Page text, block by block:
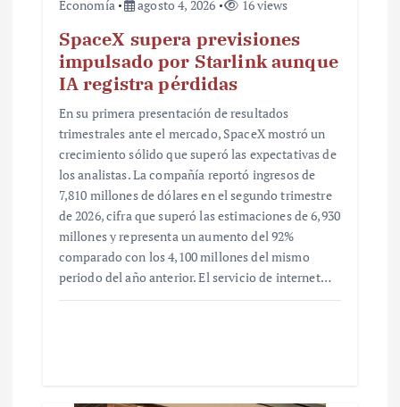
Economía agosto 4, 2026 16 views
SpaceX supera previsiones
impulsado por Starlink aunque
IA registra pérdidas
En su primera presentación de resultados
trimestrales ante el mercado, SpaceX mostró un
crecimiento sólido que superó las expectativas de
los analistas. La compañía reportó ingresos de
7,810 millones de dólares en el segundo trimestre
de 2026, cifra que superó las estimaciones de 6,930
millones y representa un aumento del 92%
comparado con los 4,100 millones del mismo
periodo del año anterior. El servicio de internet…